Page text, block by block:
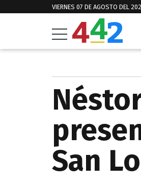
VIERNES 07 DE AGOSTO DEL
San